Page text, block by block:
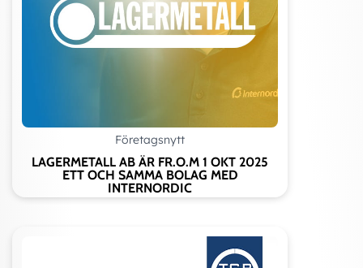
Företagsnytt
LAGERMETALL AB ÄR FR.O.M 1 OKT 2025
ETT OCH SAMMA BOLAG MED
INTERNORDIC